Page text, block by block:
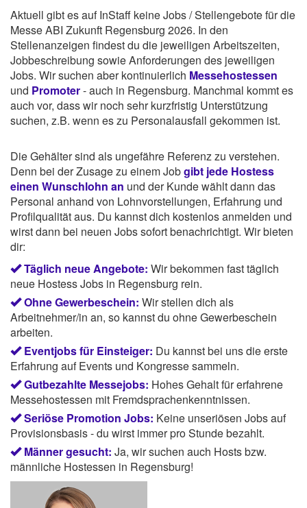
Aktuell gibt es auf InStaff keine Jobs / Stellengebote für die
Messe ABI Zukunft Regensburg 2026. In den
Stellenanzeigen findest du die jeweiligen Arbeitszeiten,
Jobbeschreibung sowie Anforderungen des jeweiligen
Jobs. Wir suchen aber kontinuierlich Messehostessen
und Promoter- auch in Regensburg. Manchmal kommt es
auch vor, dass wir noch sehr kurzfristig Unterstützung
suchen, z.B. wenn es zu Personalausfall gekommen ist.
Die Gehälter sind als ungefähre Referenz zu verstehen.
Denn bei der Zusage zu einem Jobgibt jede Hostess
einen Wunschlohn an und der Kunde wählt dann das
Personal anhand von Lohnvorstellungen, Erfahrung und
Profilqualität aus. Du kannst dich kostenlos anmelden und
wirst dann bei neuen Jobs sofort benachrichtigt. Wir bieten
dir:
Täglich neue Angebote: Wir bekommen fast täglich
neue Hostess Jobs in Regensburg rein.
Ohne Gewerbeschein: Wir stellen dich als
Arbeitnehmer/in an, so kannst du ohne Gewerbeschein
arbeiten.
Eventjobs für Einsteiger: Du kannst bei uns die erste
Erfahrung auf Events und Kongresse sammeln.
Gutbezahlte Messejobs: Hohes Gehalt für erfahrene
Messehostessen mit Fremdsprachenkenntnissen.
Seriöse Promotion Jobs: Keine unseriösen Jobs auf
Provisionsbasis - du wirst immer pro Stunde bezahlt.
Männer gesucht: Ja, wir suchen auch Hosts bzw.
männliche Hostessen in Regensburg!